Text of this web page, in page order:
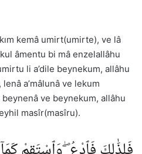
kemâ umirt(umirte), ve lâ
âmentu bi mâ enzelallâhu
li a’dile beynekum, allâhu
a’mâlunâ ve lekum
beynenâ ve beynekum, allâhu
masîr(masîru).